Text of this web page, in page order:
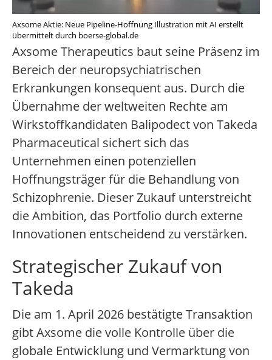
Axsome Aktie: Neue Pipeline-Hoffnung Illustration mit AI erstellt
übermittelt durch boerse-global.de
Axsome Therapeutics baut seine Präsenz im
Bereich der neuropsychiatrischen
Erkrankungen konsequent aus. Durch die
Übernahme der weltweiten Rechte am
Wirkstoffkandidaten Balipodect von Takeda
Pharmaceutical sichert sich das
Unternehmen einen potenziellen
Hoffnungsträger für die Behandlung von
Schizophrenie. Dieser Zukauf unterstreicht
die Ambition, das Portfolio durch externe
Innovationen entscheidend zu verstärken.
Strategischer Zukauf von
Takeda
Die am 1. April 2026 bestätigte Transaktion
gibt Axsome die volle Kontrolle über die
globale Entwicklung und Vermarktung von